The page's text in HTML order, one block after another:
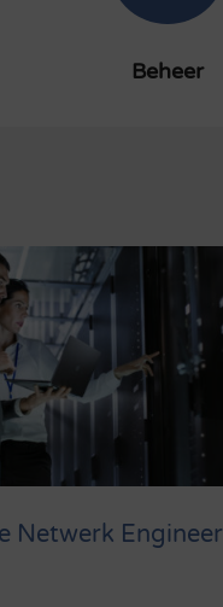
Beheer
Netwerk Engineer